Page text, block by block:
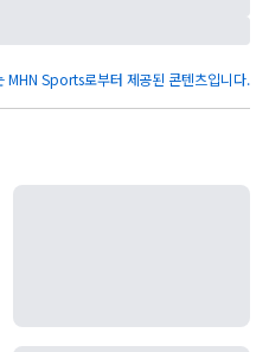
MHN Sports로부터 제공된 콘텐츠입니다.